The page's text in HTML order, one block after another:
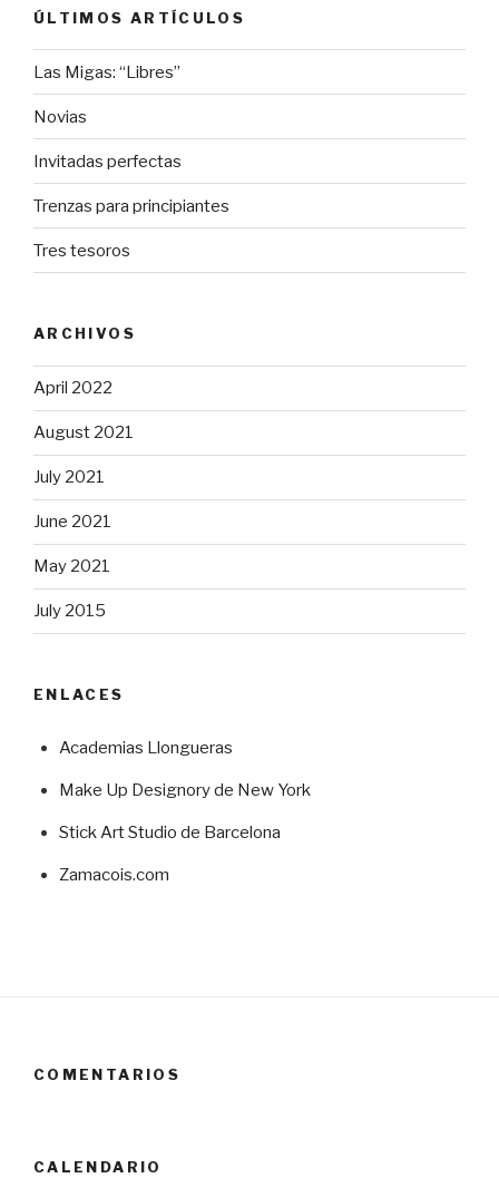
ÚLTIMOS ARTÍCULOS
Las Migas: “Libres”
Novias
Invitadas perfectas
Trenzas para principiantes
Tres tesoros
ARCHIVOS
April 2022
August 2021
July 2021
June 2021
May 2021
July 2015
ENLACES
Academias Llongueras
Make Up Designory de New York
Stick Art Studio de Barcelona
Zamacois.com
COMENTARIOS
CALENDARIO